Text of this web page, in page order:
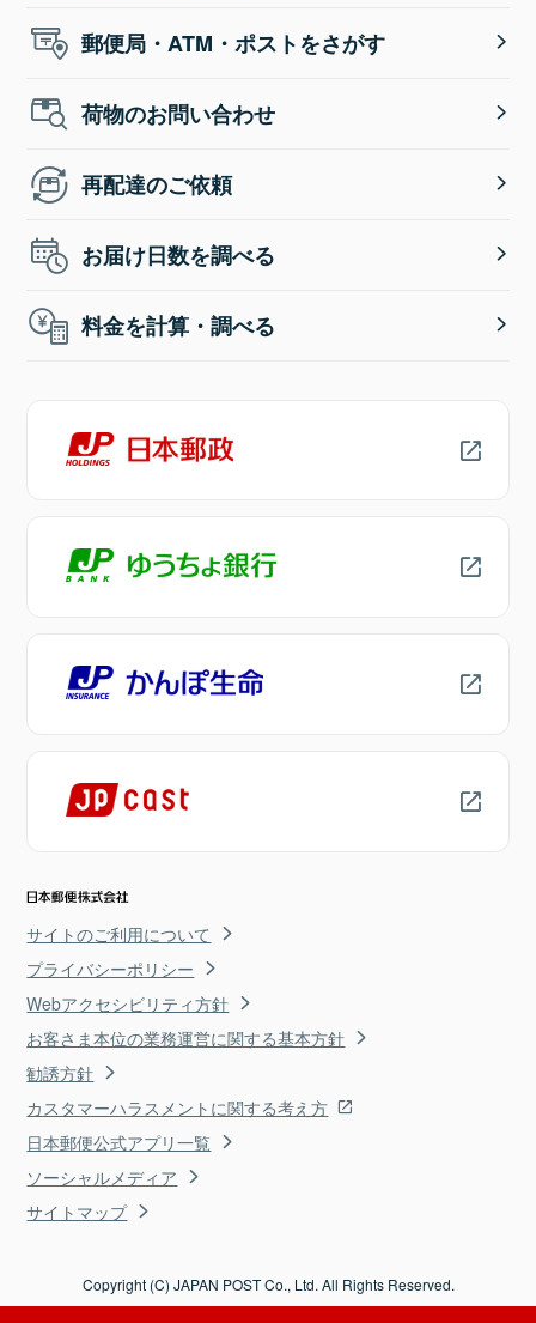
郵便局・ATM・ポストをさがす
荷物のお問い合わせ
再配達のご依頼
お届け日数を調べる
料金を計算・調べる
サイトのご利用について
プライバシーポリシー
Webアクセシビリティ方針
お客さま本位の業務運営に関する基本方針
勧誘方針
カスタマーハラスメントに関する考え方
日本郵便公式アプリ一覧
ソーシャルメディア
サイトマップ
Copyright (C) JAPAN POST Co., Ltd. All Rights Reserved.